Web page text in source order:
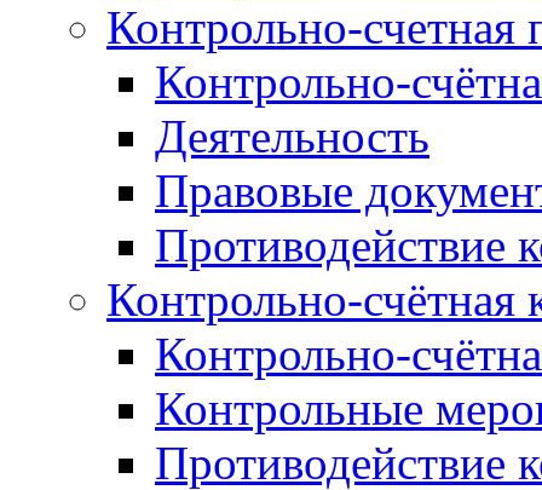
Контрольно-счетная
Контрольно-
Деятельность
Правовые
Противодействие
Контрольно-счётная
Контрольно-
Контрольные
Противодействие